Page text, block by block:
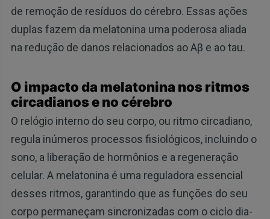
de remoção de resíduos do cérebro. Essas ações
duplas fazem da melatonina uma poderosa aliada
na redução de danos relacionados ao Aβ e ao tau.
O impacto da melatonina nos ritmos
circadianos e no cérebro
O relógio interno do seu corpo, ou ritmo circadiano,
regula inúmeros processos fisiológicos, incluindo o
sono, a liberação de hormônios e a regeneração
celular. A melatonina é uma reguladora essencial
desses ritmos, garantindo que as funções do seu
corpo permaneçam sincronizadas com o ciclo dia-